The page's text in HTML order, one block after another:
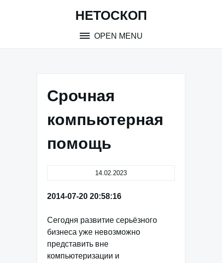
НЕТОСКОП
OPEN MENU
Срочная
компьютерная
помощь
14.02.2023
2014-07-20 20:58:16
Сегодня развитие серьёзного
бизнеса уже невозможно
представить вне
компьютеризации и